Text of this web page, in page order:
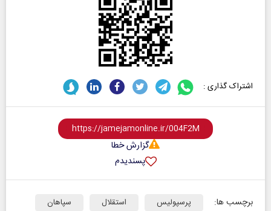
اشتراک گذاری :
گزارش خطا
پسندیدم
برچسب ها: پرسپولیس استقلال
سپاهان